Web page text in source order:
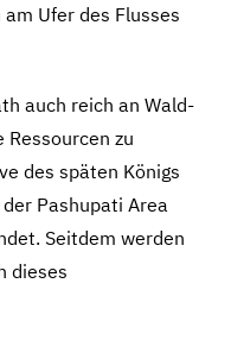
Ufer des Flusses
auch reich an Wald-
Ressourcen zu
des späten Königs
Pashupati Area
Seitdem werden
dieses